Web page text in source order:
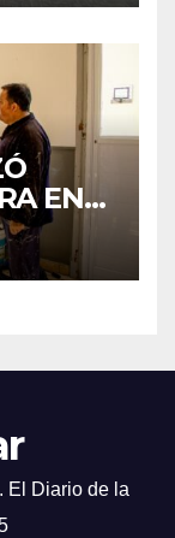
EN
El Diario de la